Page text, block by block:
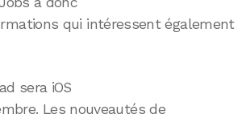
qui intéressent également
sera iOS
Les nouveautés de